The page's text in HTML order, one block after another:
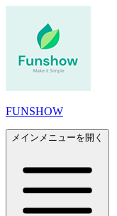
FUNSHOW
メインメニューを開く